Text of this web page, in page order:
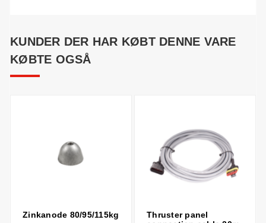
KUNDER DER HAR KØBT DENNE VARE
KØBTE OGSÅ
Zinkanode 80/95/115kg
Thruster panel